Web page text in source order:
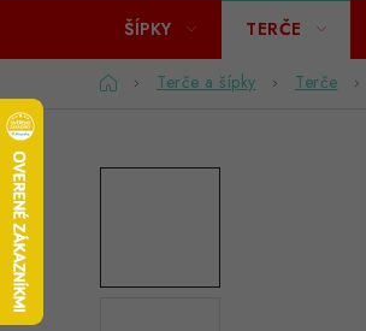
ŠÍPKY TERČE
DomovTerče a šípky Terče